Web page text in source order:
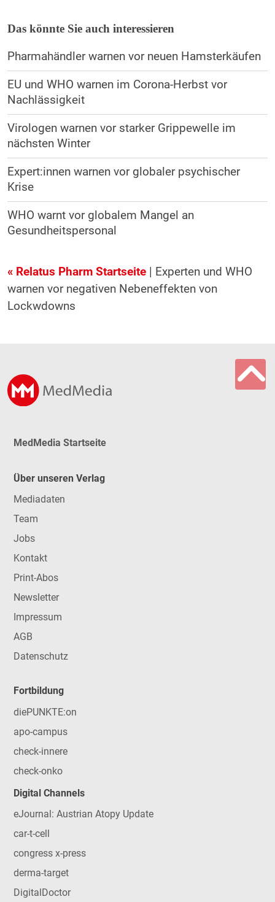
Das könnte Sie auch interessieren
Pharmahändler warnen vor neuen Hamsterkäufen
EU und WHO warnen im Corona-Herbst vor
Nachlässigkeit
Virologen warnen vor starker Grippewelle im
nächsten Winter
Expert:innen warnen vor globaler psychischer
Krise
WHO warnt vor globalem Mangel an
Gesundheitspersonal
« Relatus Pharm Startseite| Experten und WHO
warnen vor negativen Nebeneffekten von
Lockwdowns
MedMedia Startseite
Über unseren Verlag
Mediadaten
Team
Jobs
Kontakt
Print-Abos
Newsletter
Impressum
AGB
Datenschutz
Fortbildung
diePUNKTE:on
apo-campus
check-innere
check-onko
Digital Channels
eJournal: Austrian Atopy Update
car-t-cell
congress x-press
derma-target
DigitalDoctor